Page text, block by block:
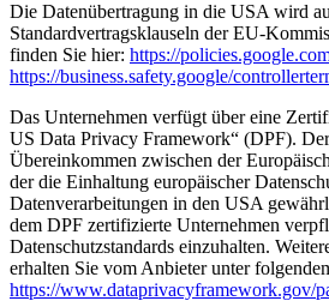
Die Datenübertragung in die USA wird
Standardvertragsklauseln der EU-
finden Sie hier: https://
https://business.safety.google/
Das Unternehmen verfügt über eine
US Data Privacy Framework“ (DPF).
Übereinkommen zwischen der
der die Einhaltung europäischer
Datenverarbeitungen in den USA
dem DPF zertifizierte Unternehmen
Datenschutzstandards einzuhalten.
erhalten Sie vom Anbieter unter
https://www.dataprivacyframework.gov/